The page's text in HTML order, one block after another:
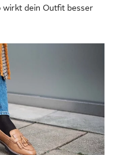
wirkt dein Outfit besser